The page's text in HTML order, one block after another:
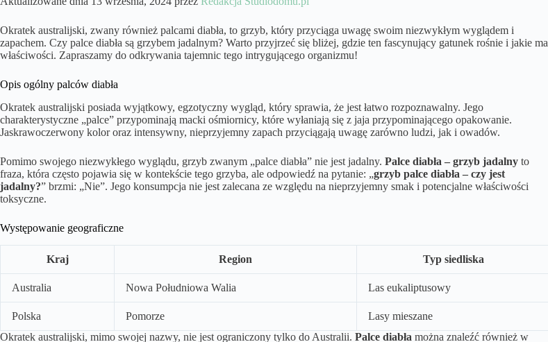
Okratek australijski, zwany również palcami diabła, to grzyb, który przyciąga uwagę swoim niezwykłym wyglądem i
zapachem. Czy palce diabła są grzybem jadalnym? Warto przyjrzeć się bliżej, gdzie ten fascynujący gatunek rośnie i jakie ma
właściwości. Zapraszamy do odkrywania tajemnic tego intrygującego organizmu!
Opis ogólny palców diabła
Okratek australijski posiada wyjątkowy, egzotyczny wygląd, który sprawia, że jest łatwo rozpoznawalny. Jego
charakterystyczne „palce” przypominają macki ośmiornicy, które wyłaniają się z jaja przypominającego opakowanie.
Jaskrawoczerwony kolor oraz intensywny, nieprzyjemny zapach przyciągają uwagę zarówno ludzi, jak i owadów.
Pomimo swojego niezwykłego wyglądu, grzyb zwanym „palce diabła” nie jest jadalny. Palce diabła – grzyb jadalny to
fraza, która często pojawia się w kontekście tego grzyba, ale odpowiedź na pytanie: „grzyb palce diabła – czy jest
jadalny?” brzmi: „Nie”. Jego konsumpcja nie jest zalecana ze względu na nieprzyjemny smak i potencjalne właściwości
toksyczne.
Występowanie geograficzne
Kraj Region Typ siedliska
Australia Nowa Południowa Walia Las eukaliptusowy
Polska Pomorze
Lasy mieszane
Okratek australijski, mimo swojej nazwy, nie jest ograniczony tylko do Australii. Palce diabła można znaleźć również w